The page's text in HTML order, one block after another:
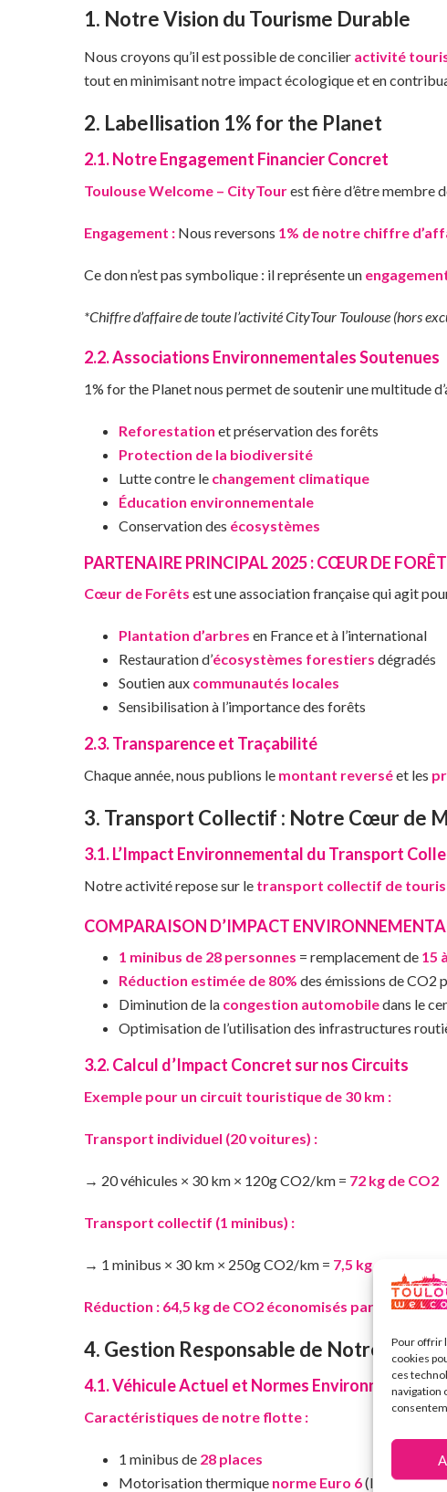
Pour offrir
cookies
ces
navigation
1. Notre Vision du Tourisme Durable
Nous croyons qu’il est possible de concilier activité
tout en minimisant notre impact écologique et en
2. Labellisation 1% for the Planet
2.1. Notre Engagement Financier Concret
Toulouse Welcome – CityTourest fière d’être membre
Engagement : Nous reversons 1% de notre chiffre
Ce don n’est pas symbolique : il représente un
*Chiffre d’affaire de toute l’activité CityTour Toulouse (hors
2.2. Associations Environnementales Soutenues
1% for the Planet nous permet de soutenir une multitude
Reforestation et préservation des forêts
Protection de la biodiversité
Lutte contre le changement climatique
Éducation environnementale
Conservation des écosystèmes
PARTENAIRE PRINCIPAL 2025 : CŒUR DE
Cœur de Forêts est une association française qui agit
Plantation d’arbres en France et à l’international
Restauration d’écosystèmes forestiers dégradés
Soutien aux communautés locales
Sensibilisation à l’importance des forêts
2.3. Transparence et Traçabilité
Chaque année, nous publions le montant reverséet les
3. Transport Collectif : Notre Cœur de
3.1. L’Impact Environnemental du Transport
Notre activité repose sur le transport collectif de
COMPARAISON D’IMPACT
1 minibus de 28 personnes = remplacement de 15
Réduction estimée de 80% des émissions de CO2
Diminution de la congestion automobiledans le
Optimisation de l’utilisation des infrastructures
3.2. Calcul d’Impact Concret sur nos Circuits
Exemple pour un circuit touristique de 30 km :
Transport individuel (20 voitures) :
→ 20 véhicules × 30 km × 120g CO2/km = 72 kg de CO2
Transport collectif (1 minibus) :
→ 1 minibus × 30 km × 250g CO2/km = 7,5 kg de CO2
Réduction : 64,5 kg de CO2 économisés par circuit,
4. Gestion Responsable de Notre
4.1. Véhicule Actuel et Normes
Caractéristiques de notre flotte :
1 minibus de 28 places
Motorisation thermique norme Euro 6(la plus